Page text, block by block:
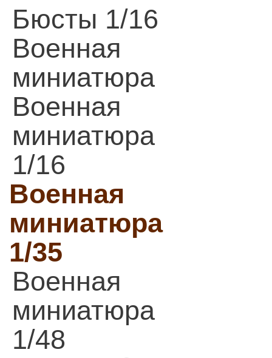
Бюсты 1/16
Военная
миниатюра
Военная
миниатюра
1/16
Военная
миниатюра
1/35
Военная
миниатюра
1/48